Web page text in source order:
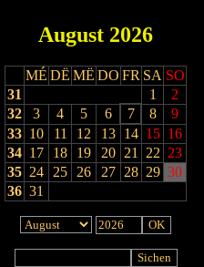
August 2026
MÉ DË MË DO FR SA SO
31
1
2
32
3 4 5 6 7 8
9
33 10 11 12 13 14 15 16
34 17 18 19 20 21 22 23
35 24 25 26 27 28 29 30
36 31